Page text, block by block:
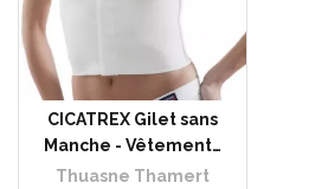
CICATREX Gilet sans
Manche - Vêtement…
Thuasne Thamert